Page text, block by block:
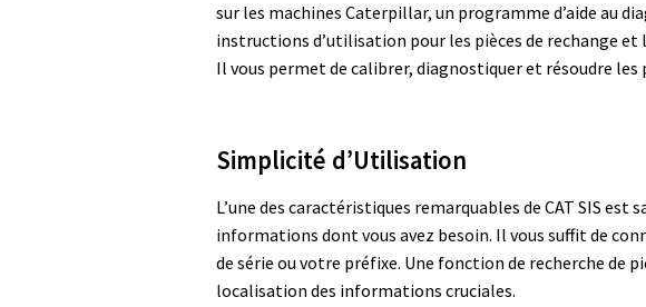
sur les machines Caterpillar, un programme d’aide au
instructions d’utilisation pour les pièces de rechange
Il vous permet de calibrer, diagnostiquer et résoudre les
Simplicité d’Utilisation
L’une des caractéristiques remarquables de CAT SIS
informations dont vous avez besoin. Il vous suffit de
de série ou votre préfixe. Une fonction de recherche de
localisation des informations cruciales.